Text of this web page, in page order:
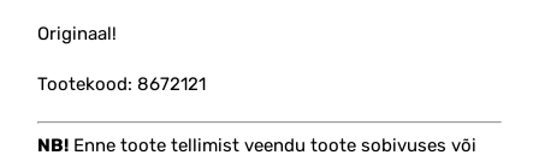
Originaal!
Tootekood: 8672121
NB! Enne toote tellimist veendu toote sobivuses või